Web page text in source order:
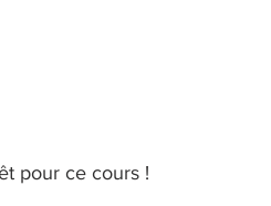
pour ce cours !